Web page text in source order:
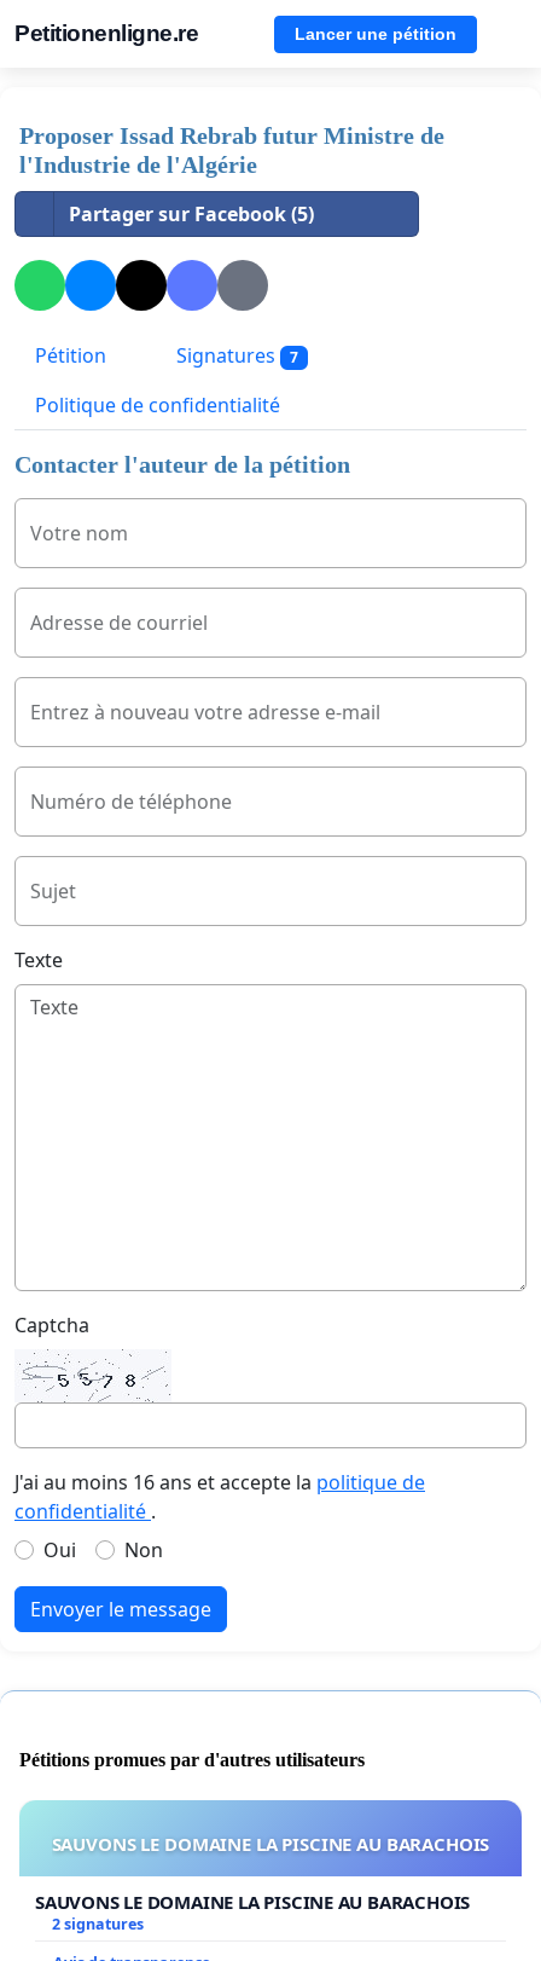
Petitionenligne.re Lancer une pétition
Proposer Issad Rebrab futur Ministre de
l'Industrie de l'Algérie
Partager sur Facebook (5)
Pétition Signatures 7
Politique de confidentialité
Contacter l'auteur de la pétition
Votre nom
Adresse de courriel
Entrez à nouveau votre adresse e-mail
Numéro de téléphone
Sujet
Texte
Captcha
J'ai au moins 16 ans et accepte la politique de
confidentialité .
Oui
Non
Envoyer le message
Pétitions promues par d'autres utilisateurs
SAUVONS LE DOMAINE LA PISCINE AU BARACHOIS
SAUVONS LE DOMAINE LA PISCINE AU BARACHOIS
2 signatures